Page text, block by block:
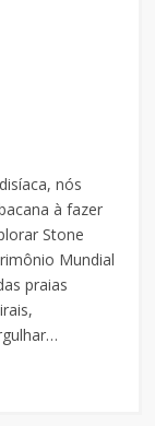
nós
à fazer
Stone
Mundial
praias